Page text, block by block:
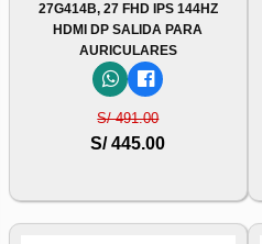
27G414B, 27 FHD IPS 144HZ
HDMI DP SALIDA PARA
AURICULARES
S/ 491.00
S/ 445.00